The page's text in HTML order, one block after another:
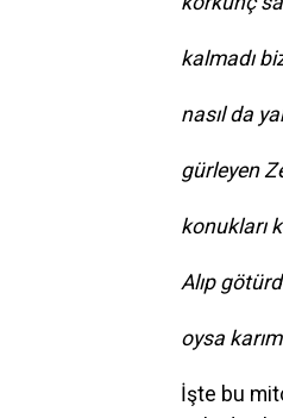
kalmadı
nasıl da
gürleyen
konukları
Alıp
oysa
İşte bu